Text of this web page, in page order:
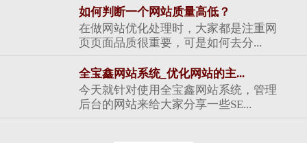
如何判断一个网站质量高低？
在做网站优化处理时，大家都是注重网
页页面品质很重要，可是如何去分...
全宝鑫网站系统_优化网站的主...
今天就针对使用全宝鑫网站系统，管理
后台的网站来给大家分享一些SE...